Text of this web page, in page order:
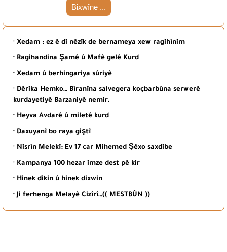
Bixwîne ...
· Xedam : ez ê di nêzîk de bernameya xew ragihînim
· Ragihandina Şamê û Mafê gelê Kurd
· Xedam û berhingariya sûriyê
· Dêrika Hemko… Bîranîna salvegera koçbarbûna serwerê
kurdayetiyê Barzaniyê nemir.
· Heyva Avdarê û miletê kurd
· Daxuyanî bo raya giştî
· Nisrîn Melekî: Ev 17 car Mihemed Şêxo saxdibe
· Kampanya 100 hezar imze dest pê kir
· Hinek dikin û hinek dixwin
· Ji ferhenga Melayê Cizîrî…(( MESTBÛN ))